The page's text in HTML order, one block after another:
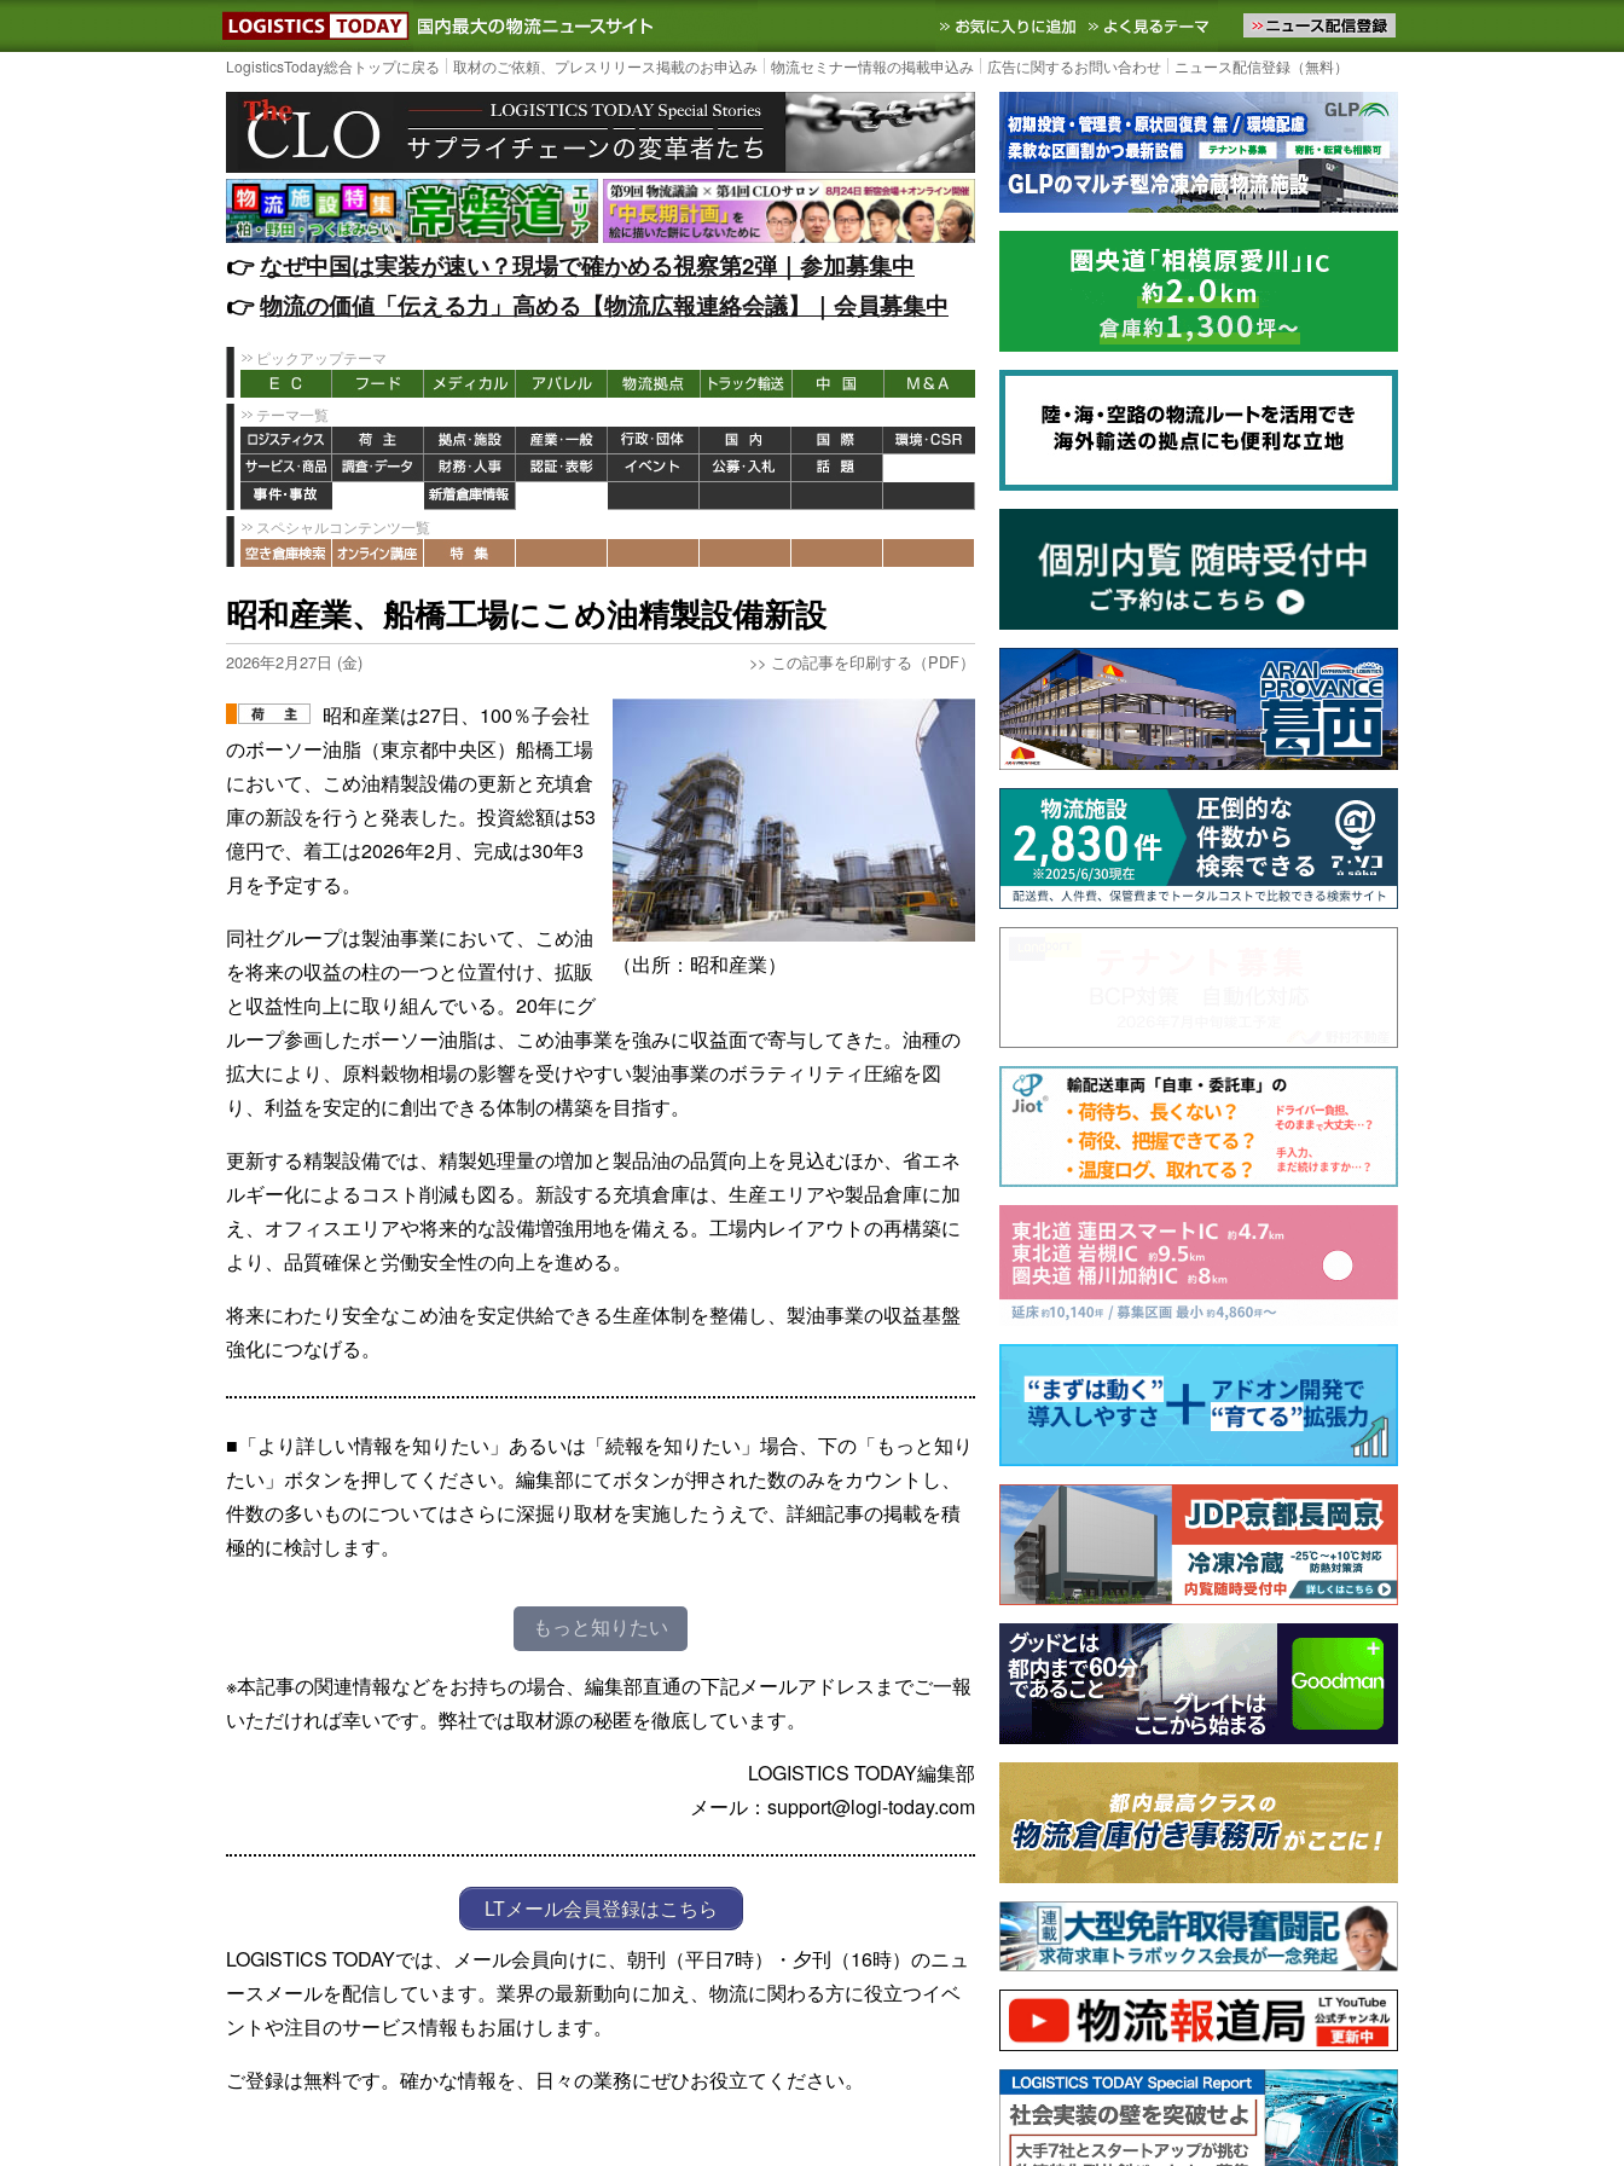
LOGISTICS TODAY｜国内最大の物流ニュースサイト3PL, SCMなど国内外の最新の物流ニュースをお届けします。物流ニュースメール配信を登録す
お気に入りに追加 よく見るテーマ
LogisticsToday総合トップに戻る 取材のご依頼、プレスリリース掲載のお申込み 物流セミナー情報の掲載申込み 広告に関するお問い合わせ ニュース配信登録（無料）
👉️なぜ中国は実装が速い？現場で確かめる視察第2弾｜参加募集中
👉️物流の価値「伝える力」高める【物流広報連絡会議】｜会員募集中
ピックアップテーマ
テーマ一覧
スペシャルコンテンツ一覧
昭和産業、船橋工場にこめ油精製設備新設
2026年2月27日 (金) >> この記事を印刷する（PDF）
（出所：昭和産業）
昭和産業は27日、100％子会社
のボーソー油脂（東京都中央区）船橋工場
において、こめ油精製設備の更新と充填倉
庫の新設を行うと発表した。投資総額は53
億円で、着工は2026年2月、完成は30年3
月を予定する。
同社グループは製油事業において、こめ油
を将来の収益の柱の一つと位置付け、拡販
と収益性向上に取り組んでいる。20年にグ
ループ参画したボーソー油脂は、こめ油事業を強みに収益面で寄与してきた。油種の
拡大により、原料穀物相場の影響を受けやすい製油事業のボラティリティ圧縮を図
り、利益を安定的に創出できる体制の構築を目指す。
更新する精製設備では、精製処理量の増加と製品油の品質向上を見込むほか、省エネ
ルギー化によるコスト削減も図る。新設する充填倉庫は、生産エリアや製品倉庫に加
え、オフィスエリアや将来的な設備増強用地を備える。工場内レイアウトの再構築に
より、品質確保と労働安全性の向上を進める。
将来にわたり安全なこめ油を安定供給できる生産体制を整備し、製油事業の収益基盤
強化につなげる。
■「より詳しい情報を知りたい」あるいは「続報を知りたい」場合、下の「もっと知り
たい」ボタンを押してください。編集部にてボタンが押された数のみをカウントし、
件数の多いものについてはさらに深掘り取材を実施したうえで、詳細記事の掲載を積
極的に検討します。
もっと知りたい
※本記事の関連情報などをお持ちの場合、編集部直通の下記メールアドレスまでご一報
いただければ幸いです。弊社では取材源の秘匿を徹底しています。
LOGISTICS TODAY編集部
メール：support@logi-today.com
LTメール会員登録はこちら
LOGISTICS TODAYでは、メール会員向けに、朝刊（平日7時）・夕刊（16時）のニュ
ースメールを配信しています。業界の最新動向に加え、物流に関わる方に役立つイベ
ントや注目のサービス情報もお届けします。
ご登録は無料です。確かな情報を、日々の業務にぜひお役立てください。